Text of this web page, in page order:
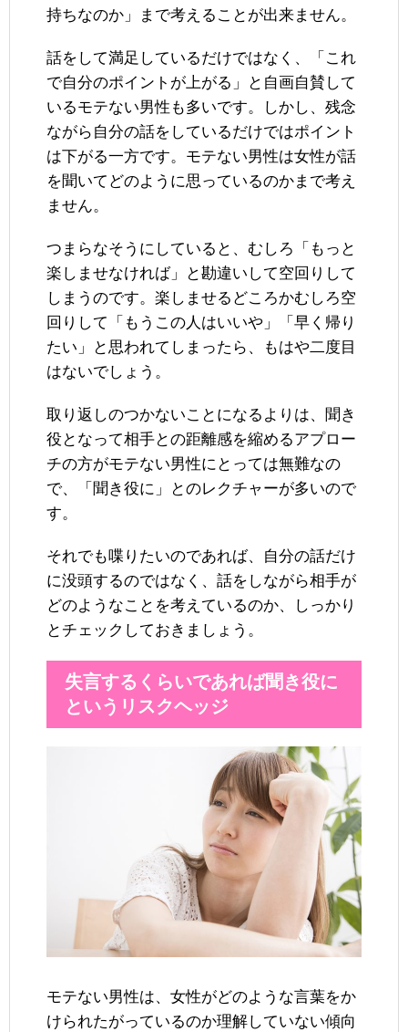
持ちなのか」まで考えることが出来ません。
話をして満足しているだけではなく、「これ
で自分のポイントが上がる」と自画自賛して
いるモテない男性も多いです。しかし、残念
ながら自分の話をしているだけではポイント
は下がる一方です。モテない男性は女性が話
を聞いてどのように思っているのかまで考え
ません。
つまらなそうにしていると、むしろ「もっと
楽しませなければ」と勘違いして空回りして
しまうのです。楽しませるどころかむしろ空
回りして「もうこの人はいいや」「早く帰り
たい」と思われてしまったら、もはや二度目
はないでしょう。
取り返しのつかないことになるよりは、聞き
役となって相手との距離感を縮めるアプロー
チの方がモテない男性にとっては無難なの
で、「聞き役に」とのレクチャーが多いので
す。
それでも喋りたいのであれば、自分の話だけ
に没頭するのではなく、話をしながら相手が
どのようなことを考えているのか、しっかり
とチェックしておきましょう。
失言するくらいであれば聞き役に
というリスクヘッジ
モテない男性は、女性がどのような言葉をか
けられたがっているのか理解していない傾向